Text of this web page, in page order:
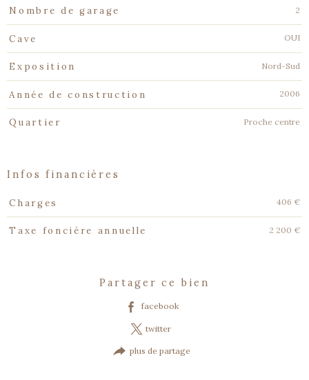
Nombre de garage 2
Cave OUI
Exposition Nord-Sud
Année de construction 2006
Quartier Proche centre
infos financières
Caractéristiques
Charges 406 €
Taxe foncière annuelle 2 200 €
partager ce bien
facebook
twitter
plus de partage